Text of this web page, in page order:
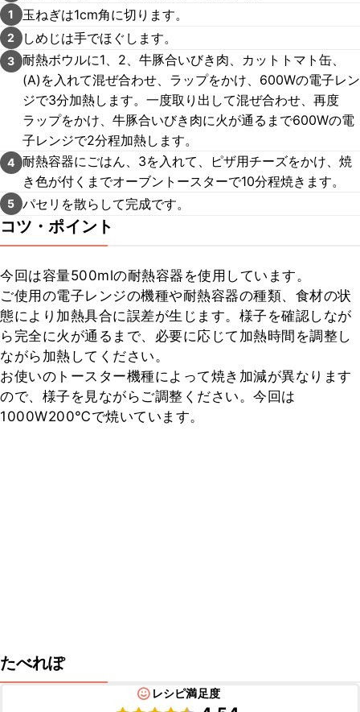
1 玉ねぎは1cm角に切ります。
2 しめじは手でほぐします。
3 耐熱ボウルに1、2、牛豚合いびき肉、カットトマト缶、
(A)を入れて混ぜ合わせ、ラップをかけ、600Wの電子レン
ジで3分加熱します。一度取り出して混ぜ合わせ、再度
ラップをかけ、牛豚合いびき肉に火が通るまで600Wの電
子レンジで2分程加熱します。
4 耐熱容器にごはん、3を入れて、ピザ用チーズをかけ、焼
き色が付くまでオーブントースターで10分程焼きます。
5 パセリを散らして完成です。
コツ・ポイント
今回は容量500mlの耐熱容器を使用しています。
ご使用の電子レンジの機種や耐熱容器の種類、食材の状
態により加熱具合に誤差が生じます。様子を確認しなが
ら完全に火が通るまで、必要に応じて加熱時間を調整し
ながら加熱してください。
お使いのトースター機種によって焼き加減が異なります
ので、様子を見ながらご調整ください。今回は
1000W200℃で焼いています。
たべれぽ
レシピ満足度